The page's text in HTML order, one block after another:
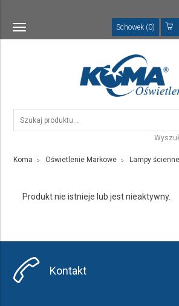
Toggle
navigation
Schowek (0)
Koma Oświetlenie Markowe Lampy ścienne
Produkt nie istnieje lub jest nieaktywny.
Kontakt